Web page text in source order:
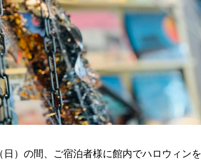
）の間、ご宿泊者様に館内でハロウィンを